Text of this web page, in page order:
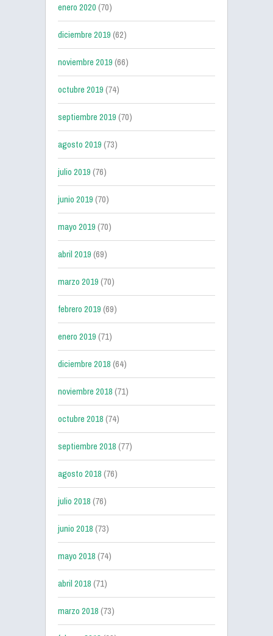
enero 2020(70)
diciembre 2019(62)
noviembre 2019(66)
octubre 2019(74)
septiembre 2019(70)
agosto 2019(73)
julio 2019(76)
junio 2019(70)
mayo 2019(70)
abril 2019(69)
marzo 2019(70)
febrero 2019(69)
enero 2019(71)
diciembre 2018(64)
noviembre 2018(71)
octubre 2018(74)
septiembre 2018(77)
agosto 2018(76)
julio 2018(76)
junio 2018(73)
mayo 2018(74)
abril 2018(71)
marzo 2018(73)